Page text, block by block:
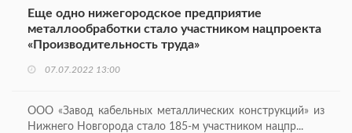
Еще одно нижегородское предприятие
металлообработки стало участником нацпроекта
«Производительность труда»
07.07.2022 13:00
ООО «Завод кабельных металлических конструкций» из
Нижнего Новгорода стало 185-м участником нацпр...